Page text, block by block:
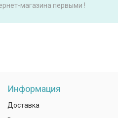
магазина первыми !
Информация
Доставка